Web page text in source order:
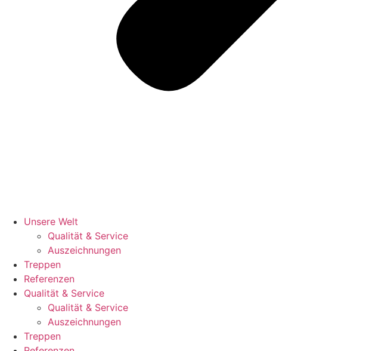
Unsere Welt
Qualität & Service
Auszeichnungen
Treppen
Referenzen
Qualität & Service
Qualität & Service
Auszeichnungen
Treppen